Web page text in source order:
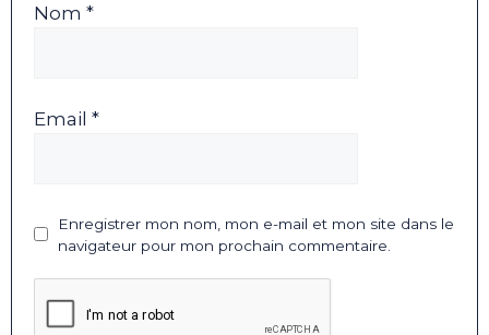
Nom *
Email *
Enregistrer mon nom, mon e-mail et mon site dans le
navigateur pour mon prochain commentaire.